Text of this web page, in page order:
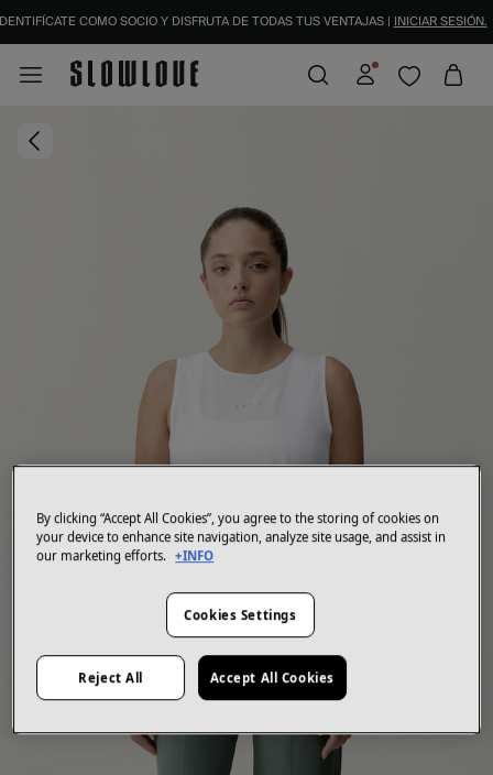
COMO SOCIO Y DISFRUTA DE TODAS TUS VENTAJAS |INICIAR SESIÓN.
By clicking “Accept All Cookies”, you agree to the storing of cookies on
your device to enhance site navigation, analyze site usage, and assist in
our marketing efforts. +INFO
Cookies Settings
Reject All Accept All Cookies